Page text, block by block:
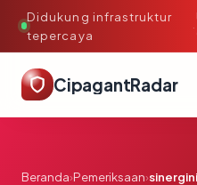
Didukung infrastruktur
tepercaya
·
CipagantRadar
Beranda›Pemeriksaan›